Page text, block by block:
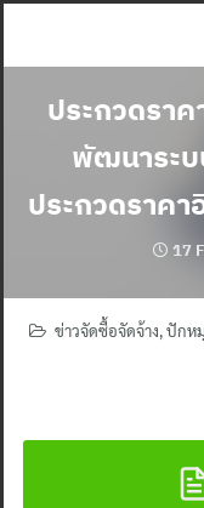
ประกวดรา
พัฒนาระบ
ประกวดราค
17
ข่าวจัดซื้อจัดจ้าง,ปักห